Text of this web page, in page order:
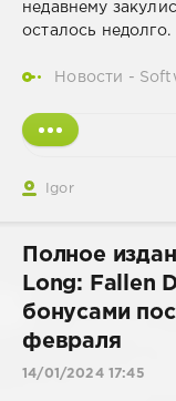
недавнему
осталось недолго.
Новости -
Igor
Полное
Long: Fallen
бонусами
февраля
14/01/2024 17:45